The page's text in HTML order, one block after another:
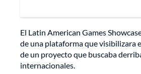
El Latin American Games
de una plataforma que visibilizara
de un proyecto que buscaba
internacionales.